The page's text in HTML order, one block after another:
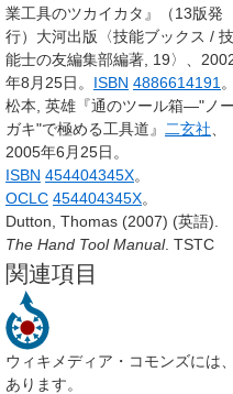
業工具のツカイカタ』（13版発
行）大河出版〈技能ブックス / 技
能士の友編集部編著, 19〉、
年8月25日。 ISBN 4886614191 。
松本, 英雄『通のツール箱―"ノー
ガキ"で極める工具道』
二玄社
2005年6月25日。
ISBN 454404345X。
OCLC 454404345X。
Dutton, Thomas (2007) (英語).
The Hand Tool Manual. TSTC
関連項目
ウィキメディア・コモンズには、
あります。